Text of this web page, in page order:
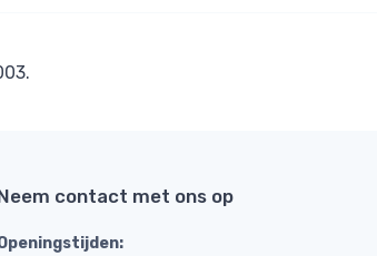
contact met ons op